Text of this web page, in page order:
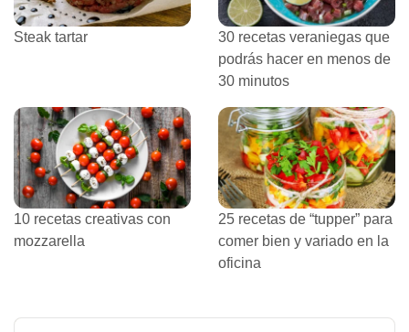
Steak tartar
30 recetas veraniegas que
podrás hacer en menos de
30 minutos
10 recetas creativas con
mozzarella
25 recetas de “tupper” para
comer bien y variado en la
oficina